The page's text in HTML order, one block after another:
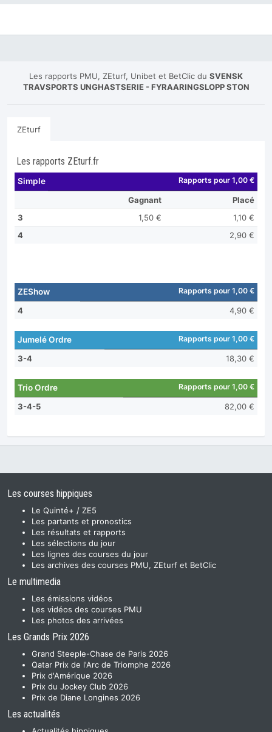
Les rapports PMU, ZEturf, Unibet et BetClic du SVENSK
TRAVSPORTS UNGHASTSERIE - FYRAARINGSLOPP STON
ZEturf
Les rapports ZEturf.fr
Simple Rapports pour 1,00 €
Gagnant
Placé
3
1,50 €
1,10 €
4
2,90 €
ZEShow Rapports pour 1,00 €
4 4,90 €
Jumelé Ordre Rapports pour 1,00 €
3-4 18,30 €
Trio Ordre Rapports pour 1,00 €
3-4-5 82,00 €
Les courses hippiques
Le Quinté+ / ZE5
Les partants et pronostics
Les résultats et rapports
Les sélections du jour
Les lignes des courses du jour
Les archives des courses PMU, ZEturf et BetClic
Le multimedia
Les émissions vidéos
Les vidéos des courses PMU
Les photos des arrivées
Les Grands Prix 2026
Grand Steeple-Chase de Paris 2026
Qatar Prix de l'Arc de Triomphe 2026
Prix d'Amérique 2026
Prix du Jockey Club 2026
Prix de Diane Longines 2026
Les actualités